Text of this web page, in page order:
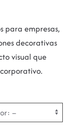
para empresas,
decorativas
visual que